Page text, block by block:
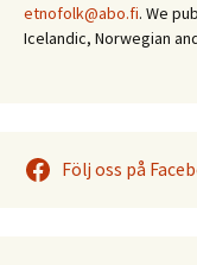
etnofolk@abo.fi. We
Icelandic, Norwegian
Följ oss på